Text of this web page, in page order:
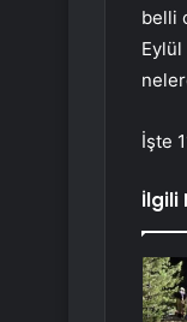
belli
Eylül
İşte
İlgili